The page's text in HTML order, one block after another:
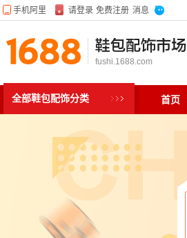
鞋包配饰市场
fushi.1688.com
全部鞋包配饰分类 首页